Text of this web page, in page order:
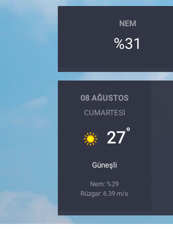
NEM
%31
08 AĞUSTOS
CUMARTESI
27°
Güneşli
Nem: %29
Rüzgar: 6.39 m/s